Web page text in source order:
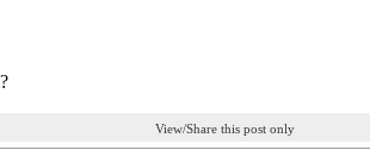
View/Share this post only